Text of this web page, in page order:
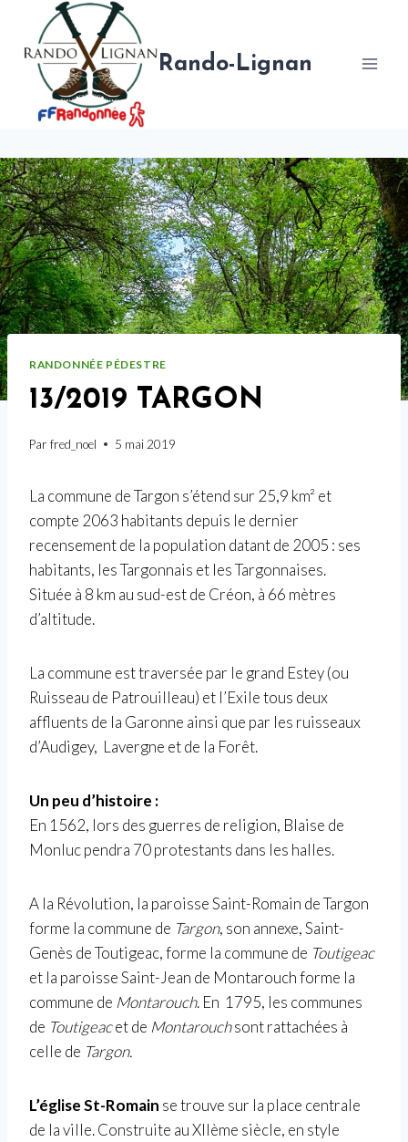
contenu
Rando-Lignan
RANDONNÉE PÉDESTRE
13/2019 TARGON
Par fred_noel 5 mai 2019
La commune de Targon s’étend sur 25,9 km² et
compte 2063 habitants depuis le dernier
recensement de la population datant de 2005 : ses
habitants, les Targonnais et les Targonnaises.
Située à 8 km au sud-est de Créon, à 66 mètres
d’altitude.
La commune est traversée par le grand Estey (ou
Ruisseau de Patrouilleau) et l’Exile tous deux
affluents de la Garonne ainsi que par les ruisseaux
d’Audigey, Lavergne et de la Forêt.
Un peu d’histoire :
En 1562, lors des guerres de religion, Blaise de
Monluc pendra 70 protestants dans les halles.
A la Révolution, la paroisse Saint-Romain de Targon
forme la commune de Targon, son annexe, Saint-
Genès de Toutigeac, forme la commune de Toutigeac
et la paroisse Saint-Jean de Montarouch forme la
commune de Montarouch. En 1795, les communes
de Toutigeacet de Montarouchsont rattachées à
celle de Targon.
L’église St-Romain se trouve sur la place centrale
de la ville. Construite au XIIème siècle, en style